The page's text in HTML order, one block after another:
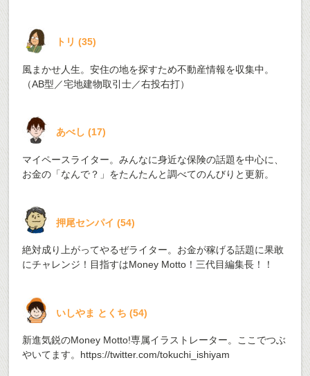
トリ(35)
風まかせ人生。安住の地を探すため不動産情報を収集中。
（AB型／宅地建物取引士／右投右打）
あべし(17)
マイペースライター。みんなに身近な保険の話題を中心に、
お金の「なんで？」をたんたんと調べてのんびりと更新。
押尾センパイ(54)
絶対成り上がってやるぜライター。お金が稼げる話題に果敢
にチャレンジ！目指すはMoney Motto！三代目編集長！！
いしやま とくち(54)
新進気鋭のMoney Motto!専属イラストレーター。ここでつぶ
やいてます。 https://twitter.com/tokuchi_ishiyam